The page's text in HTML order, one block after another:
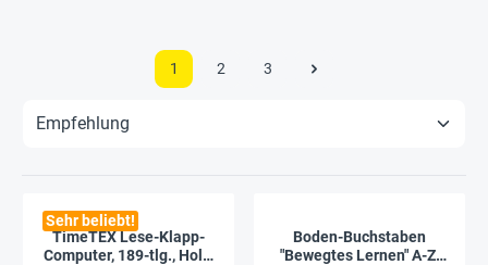
1 2 3
Sehr beliebt!
TimeTEX Lese-Klapp-
Computer, 189-tlg., Holz,
Boden-Buchstaben
"Bewegtes Lernen" A-Z,